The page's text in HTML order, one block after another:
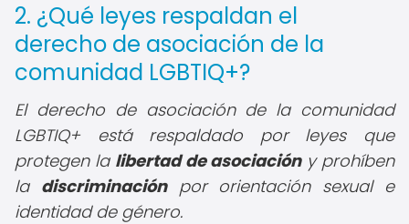
2. ¿Qué leyes respaldan el
derecho de asociación de la
comunidad LGBTIQ+?
El derecho de asociación de la comunidad
LGBTIQ+ está respaldado por leyes que
protegen la libertad de asociacióny prohíben
la discriminaciónpor orientación sexual e
identidad de género.